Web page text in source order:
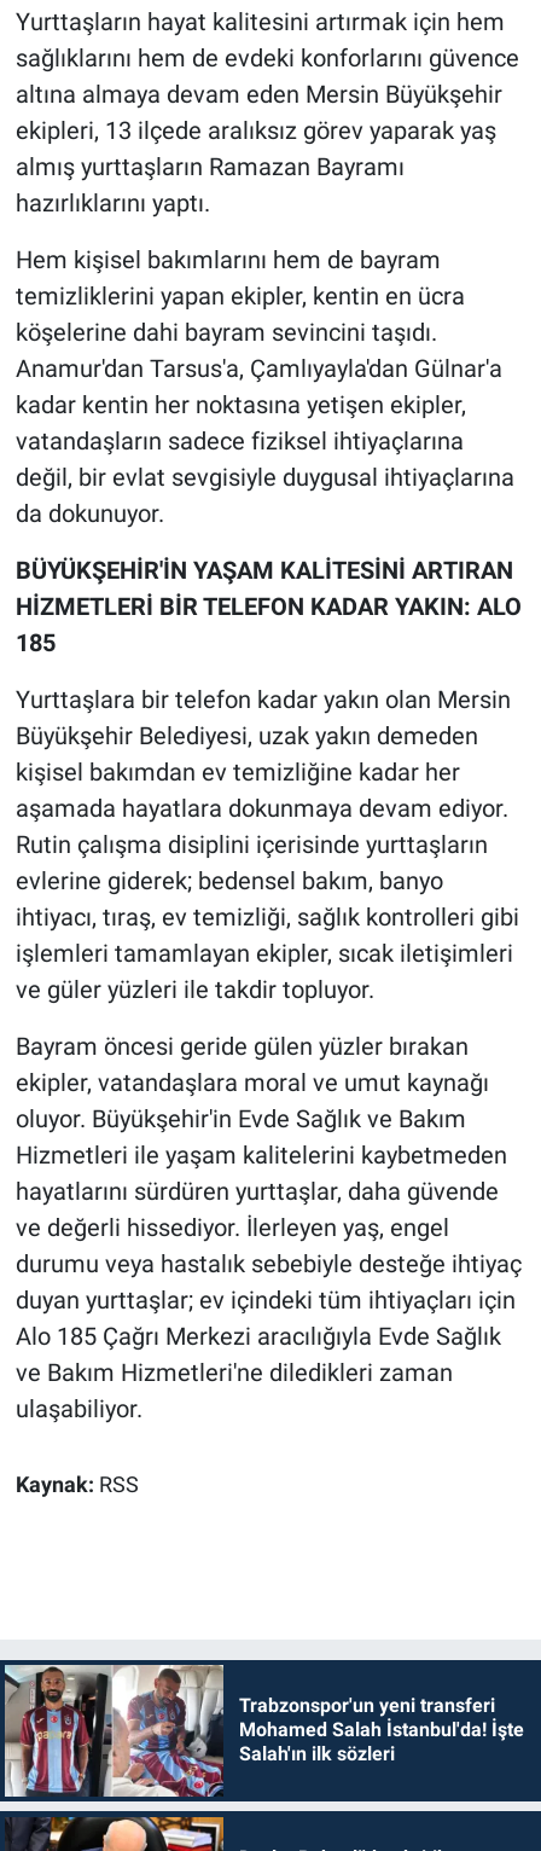
Yurttaşların hayat kalitesini artırmak için hem
sağlıklarını hem de evdeki konforlarını güvence
altına almaya devam eden Mersin Büyükşehir
ekipleri, 13 ilçede aralıksız görev yaparak yaş
almış yurttaşların Ramazan Bayramı
hazırlıklarını yaptı.
Hem kişisel bakımlarını hem de bayram
temizliklerini yapan ekipler, kentin en ücra
köşelerine dahi bayram sevincini taşıdı.
Anamur'dan Tarsus'a, Çamlıyayla'dan Gülnar'a
kadar kentin her noktasına yetişen ekipler,
vatandaşların sadece fiziksel ihtiyaçlarına
değil, bir evlat sevgisiyle duygusal ihtiyaçlarına
da dokunuyor.
BÜYÜKŞEHİR'İN YAŞAM KALİTESİNİ ARTIRAN
HİZMETLERİ BİR TELEFON KADAR YAKIN: ALO
185
Yurttaşlara bir telefon kadar yakın olan Mersin
Büyükşehir Belediyesi, uzak yakın demeden
kişisel bakımdan ev temizliğine kadar her
aşamada hayatlara dokunmaya devam ediyor.
Rutin çalışma disiplini içerisinde yurttaşların
evlerine giderek; bedensel bakım, banyo
ihtiyacı, tıraş, ev temizliği, sağlık kontrolleri gibi
işlemleri tamamlayan ekipler, sıcak iletişimleri
ve güler yüzleri ile takdir topluyor.
Bayram öncesi geride gülen yüzler bırakan
ekipler, vatandaşlara moral ve umut kaynağı
oluyor. Büyükşehir'in Evde Sağlık ve Bakım
Hizmetleri ile yaşam kalitelerini kaybetmeden
hayatlarını sürdüren yurttaşlar, daha güvende
ve değerli hissediyor. İlerleyen yaş, engel
durumu veya hastalık sebebiyle desteğe ihtiyaç
duyan yurttaşlar; ev içindeki tüm ihtiyaçları için
Alo 185 Çağrı Merkezi aracılığıyla Evde Sağlık
ve Bakım Hizmetleri'ne diledikleri zaman
ulaşabiliyor.
Kaynak: RSS
Trabzonspor'un yeni transferi
Mohamed Salah İstanbul'da! İşte
Salah'ın ilk sözleri